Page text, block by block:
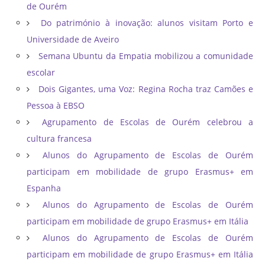
de Ourém
Do património à inovação: alunos visitam Porto e
Universidade de Aveiro
Semana Ubuntu da Empatia mobilizou a comunidade
escolar
Dois Gigantes, uma Voz: Regina Rocha traz Camões e
Pessoa à EBSO
Agrupamento de Escolas de Ourém celebrou a
cultura francesa
Alunos do Agrupamento de Escolas de Ourém
participam em mobilidade de grupo Erasmus+ em
Espanha
Alunos do Agrupamento de Escolas de Ourém
participam em mobilidade de grupo Erasmus+ em Itália
Alunos do Agrupamento de Escolas de Ourém
participam em mobilidade de grupo Erasmus+ em Itália